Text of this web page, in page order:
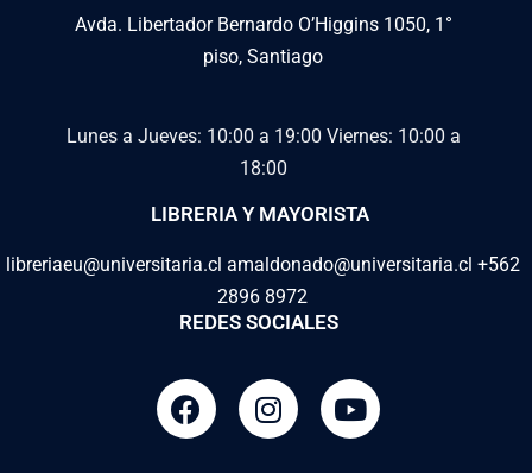
Avda. Libertador Bernardo O’Higgins 1050, 1°
piso, Santiago
Lunes a Jueves: 10:00 a 19:00 Viernes: 10:00 a
18:00
LIBRERIA Y MAYORISTA
libreriaeu@universitaria.cl amaldonado@universitaria.cl +562
2896 8972
REDES SOCIALES